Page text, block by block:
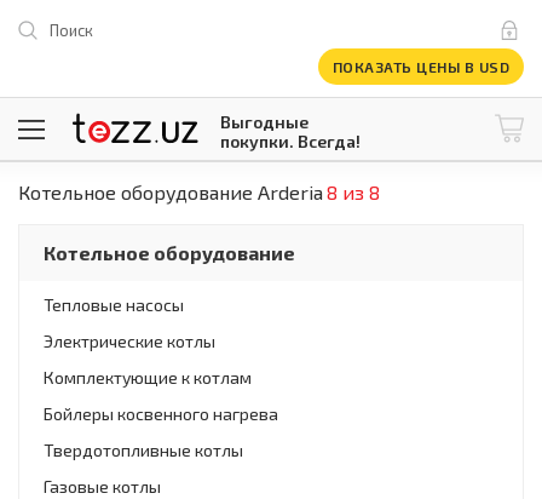
Поиск
ПОКАЗАТЬ ЦЕНЫ В USD
Выгодные
покупки. Всегда!
1 USD = 12 296.16 сум \ @tezzuz
Все категории
Компьютеры и оргтехника
Телевизоры
Климатическая техника
Встраиваемая техника
Климатическая техника
Встраиваемая техника
Крупнобытовая техника
Мелкая бытовая техника
Котельное оборудование Arderia 8 из 8
Котельное оборудование
Тепловые насосы
Электрические котлы
Комплектующие к котлам
Бойлеры косвенного нагрева
Твердотопливные котлы
Газовые котлы